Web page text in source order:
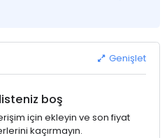
Genişlet
boş
erişim için ekleyin ve son fiyat
kaçırmayın.